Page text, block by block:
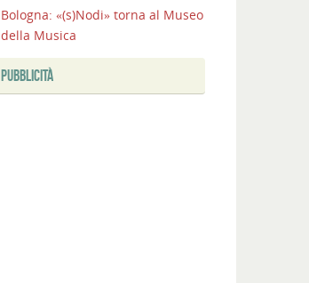
Bologna: «(s)Nodi» torna al Museo
della Musica
PUBBLICITÀ